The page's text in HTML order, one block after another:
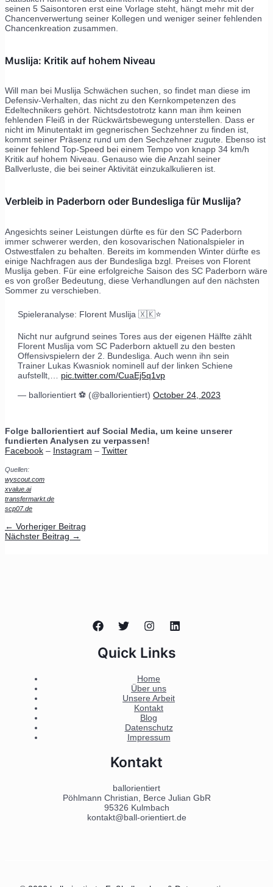
seinen 5 Saisontoren erst eine Vorlage steht, hängt mehr mit der
Chancenverwertung seiner Kollegen und weniger seiner fehlenden
Chancenkreation zusammen.
Muslija: Kritik auf hohem Niveau
Will man bei Muslija Schwächen suchen, so findet man diese im
Defensiv-Verhalten, das nicht zu den Kernkompetenzen des
Edeltechnikers gehört. Nichtsdestotrotz kann man ihm keinen
fehlenden Fleiß in der Rückwärtsbewegung unterstellen. Dass er
nicht im Minutentakt im gegnerischen Sechzehner zu finden ist,
kommt seiner Präsenz rund um den Sechzehner zugute. Ebenso ist
seiner fehlend Top-Speed bei einem Tempo von knapp 34 km/h
Kritik auf hohem Niveau. Genauso wie die Anzahl seiner
Ballverluste, die bei seiner Aktivität einzukalkulieren ist.
Verbleib in Paderborn oder Bundesliga für Muslija?
Angesichts seiner Leistungen dürfte es für den SC Paderborn
immer schwerer werden, den kosovarischen Nationalspieler in
Ostwestfalen zu behalten. Bereits im kommenden Winter dürfte es
einige Nachfragen aus der Bundesliga bzgl. Preises von Florent
Muslija geben. Für eine erfolgreiche Saison des SC Paderborn wäre
es von großer Bedeutung, diese Verhandlungen auf den nächsten
Sommer zu verschieben.
Spieleranalyse: Florent Muslija 🇽🇰⭐️
Nicht nur aufgrund seines Tores aus der eigenen Hälfte zählt
Florent Muslija vom SC Paderborn aktuell zu den besten
Offensivspielern der 2. Bundesliga. Auch wenn ihn sein
Trainer Lukas Kwasniok nominell auf der linken Schiene
aufstellt,… pic.twitter.com/CuaEj5q1vp
— ballorientiert ⚽️ (@ballorientiert) October 24, 2023
Folge ballorientiert auf Social Media, um keine unserer
fundierten Analysen zu verpassen!
Facebook – Instagram – Twitter
Quellen:
wyscout.com
xvalue.ai
transfermarkt.de
scp07.de
← Vorheriger Beitrag
Nächster Beitrag →
Quick Links
Home
Über uns
Unsere Arbeit
Kontakt
Blog
Datenschutz
Impressum
Kontakt
ballorientiert
Pöhlmann Christian, Berce Julian GbR
95326 Kulmbach
kontakt@ball-orientiert.de